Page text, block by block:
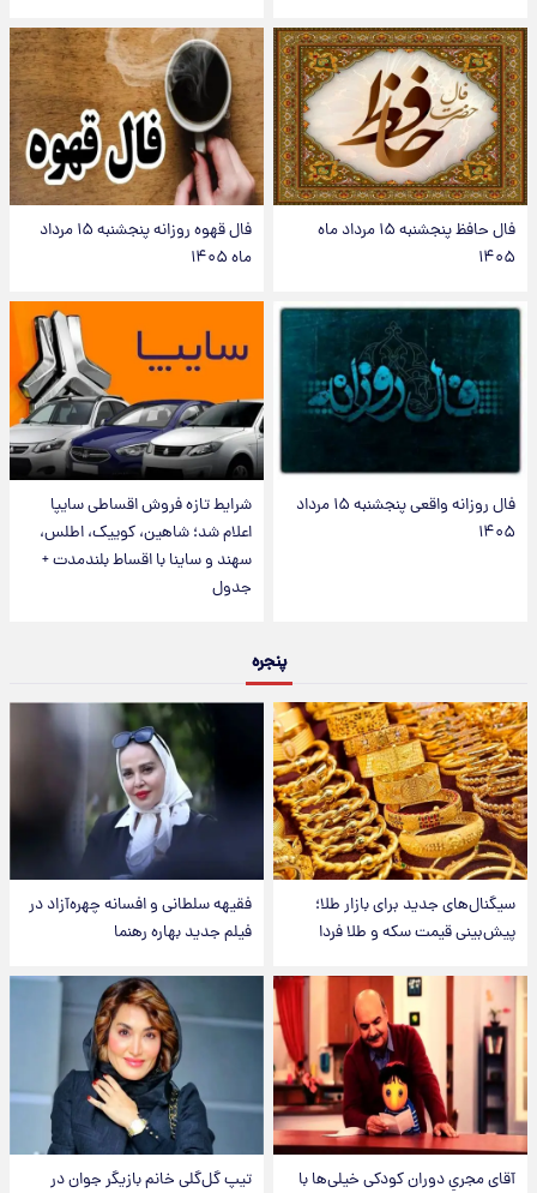
فال حافظ پنجشنبه ۱۵ مرداد ماه
۱۴۰۵
فال قهوه روزانه پنجشنبه ۱۵ مرداد
ماه ۱۴۰۵
فال روزانه واقعی پنجشنبه ۱۵ مرداد
۱۴۰۵
شرایط تازه فروش اقساطی سایپا
اعلام شد؛ شاهین، کوییک، اطلس،
سهند و ساینا با اقساط بلندمدت +
جدول
پنجره
سیگنال‌های جدید برای بازار طلا؛
پیش‌بینی قیمت سکه و طلا فردا
فقیهه سلطانی و افسانه چهره‌آزاد در
فیلم جدید بهاره رهنما
آقای مجریِ دوران کودکی خیلی‌ها با تیپ گل‌گلی خانم بازیگر جوان در